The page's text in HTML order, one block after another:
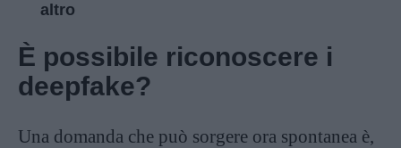
altro
È possibile riconoscere i
deepfake?
Una domanda che può sorgere ora spontanea è,